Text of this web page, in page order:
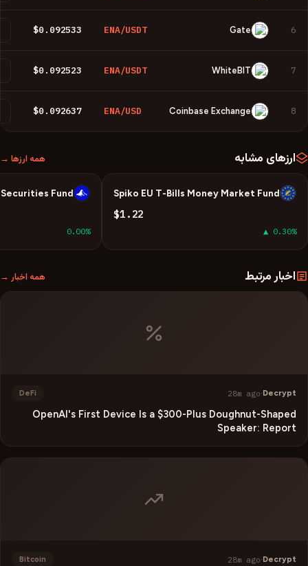
6
Gate
ENA/USDT
$0.092533
7
WhiteBIT
ENA/USDT
$0.092523
8
Coinbase Exchange
ENA/USD
$0.092637
ارزهای مشابه همه ارزها →
E
Spiko EU T-Bills Money Market Fund
$1.22
▲ 0.30%
U
Fund
0.00%
اخبار مرتبط همه اخبار →
Decrypt
·
28m ago
DeFi
OpenAI's First Device Is a $300-Plus Doughnut-Shaped
Speaker: Report
Decrypt
·
28m ago
Bitcoin